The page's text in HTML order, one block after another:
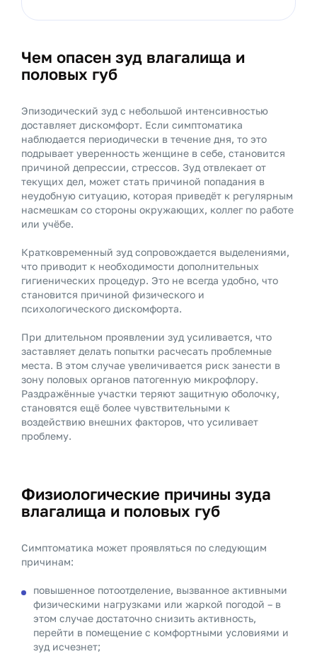
Чем опасен зуд влагалища и
половых губ
Эпизодический зуд с небольшой интенсивностью
доставляет дискомфорт. Если симптоматика
наблюдается периодически в течение дня, то это
подрывает уверенность женщине в себе, становится
причиной депрессии, стрессов. Зуд отвлекает от
текущих дел, может стать причиной попадания в
неудобную ситуацию, которая приведёт к регулярным
насмешкам со стороны окружающих, коллег по работе
или учёбе.
Кратковременный зуд сопровождается выделениями,
что приводит к необходимости дополнительных
гигиенических процедур. Это не всегда удобно, что
становится причиной физического и
психологического дискомфорта.
При длительном проявлении зуд усиливается, что
заставляет делать попытки расчесать проблемные
места. В этом случае увеличивается риск занести в
зону половых органов патогенную микрофлору.
Раздражённые участки теряют защитную оболочку,
становятся ещё более чувствительными к
воздействию внешних факторов, что усиливает
проблему.
Физиологические причины зуда
влагалища и половых губ
Симптоматика может проявляться по следующим
причинам:
повышенное потоотделение, вызванное активными
физическими нагрузками или жаркой погодой – в
этом случае достаточно снизить активность,
перейти в помещение с комфортными условиями и
зуд исчезнет;